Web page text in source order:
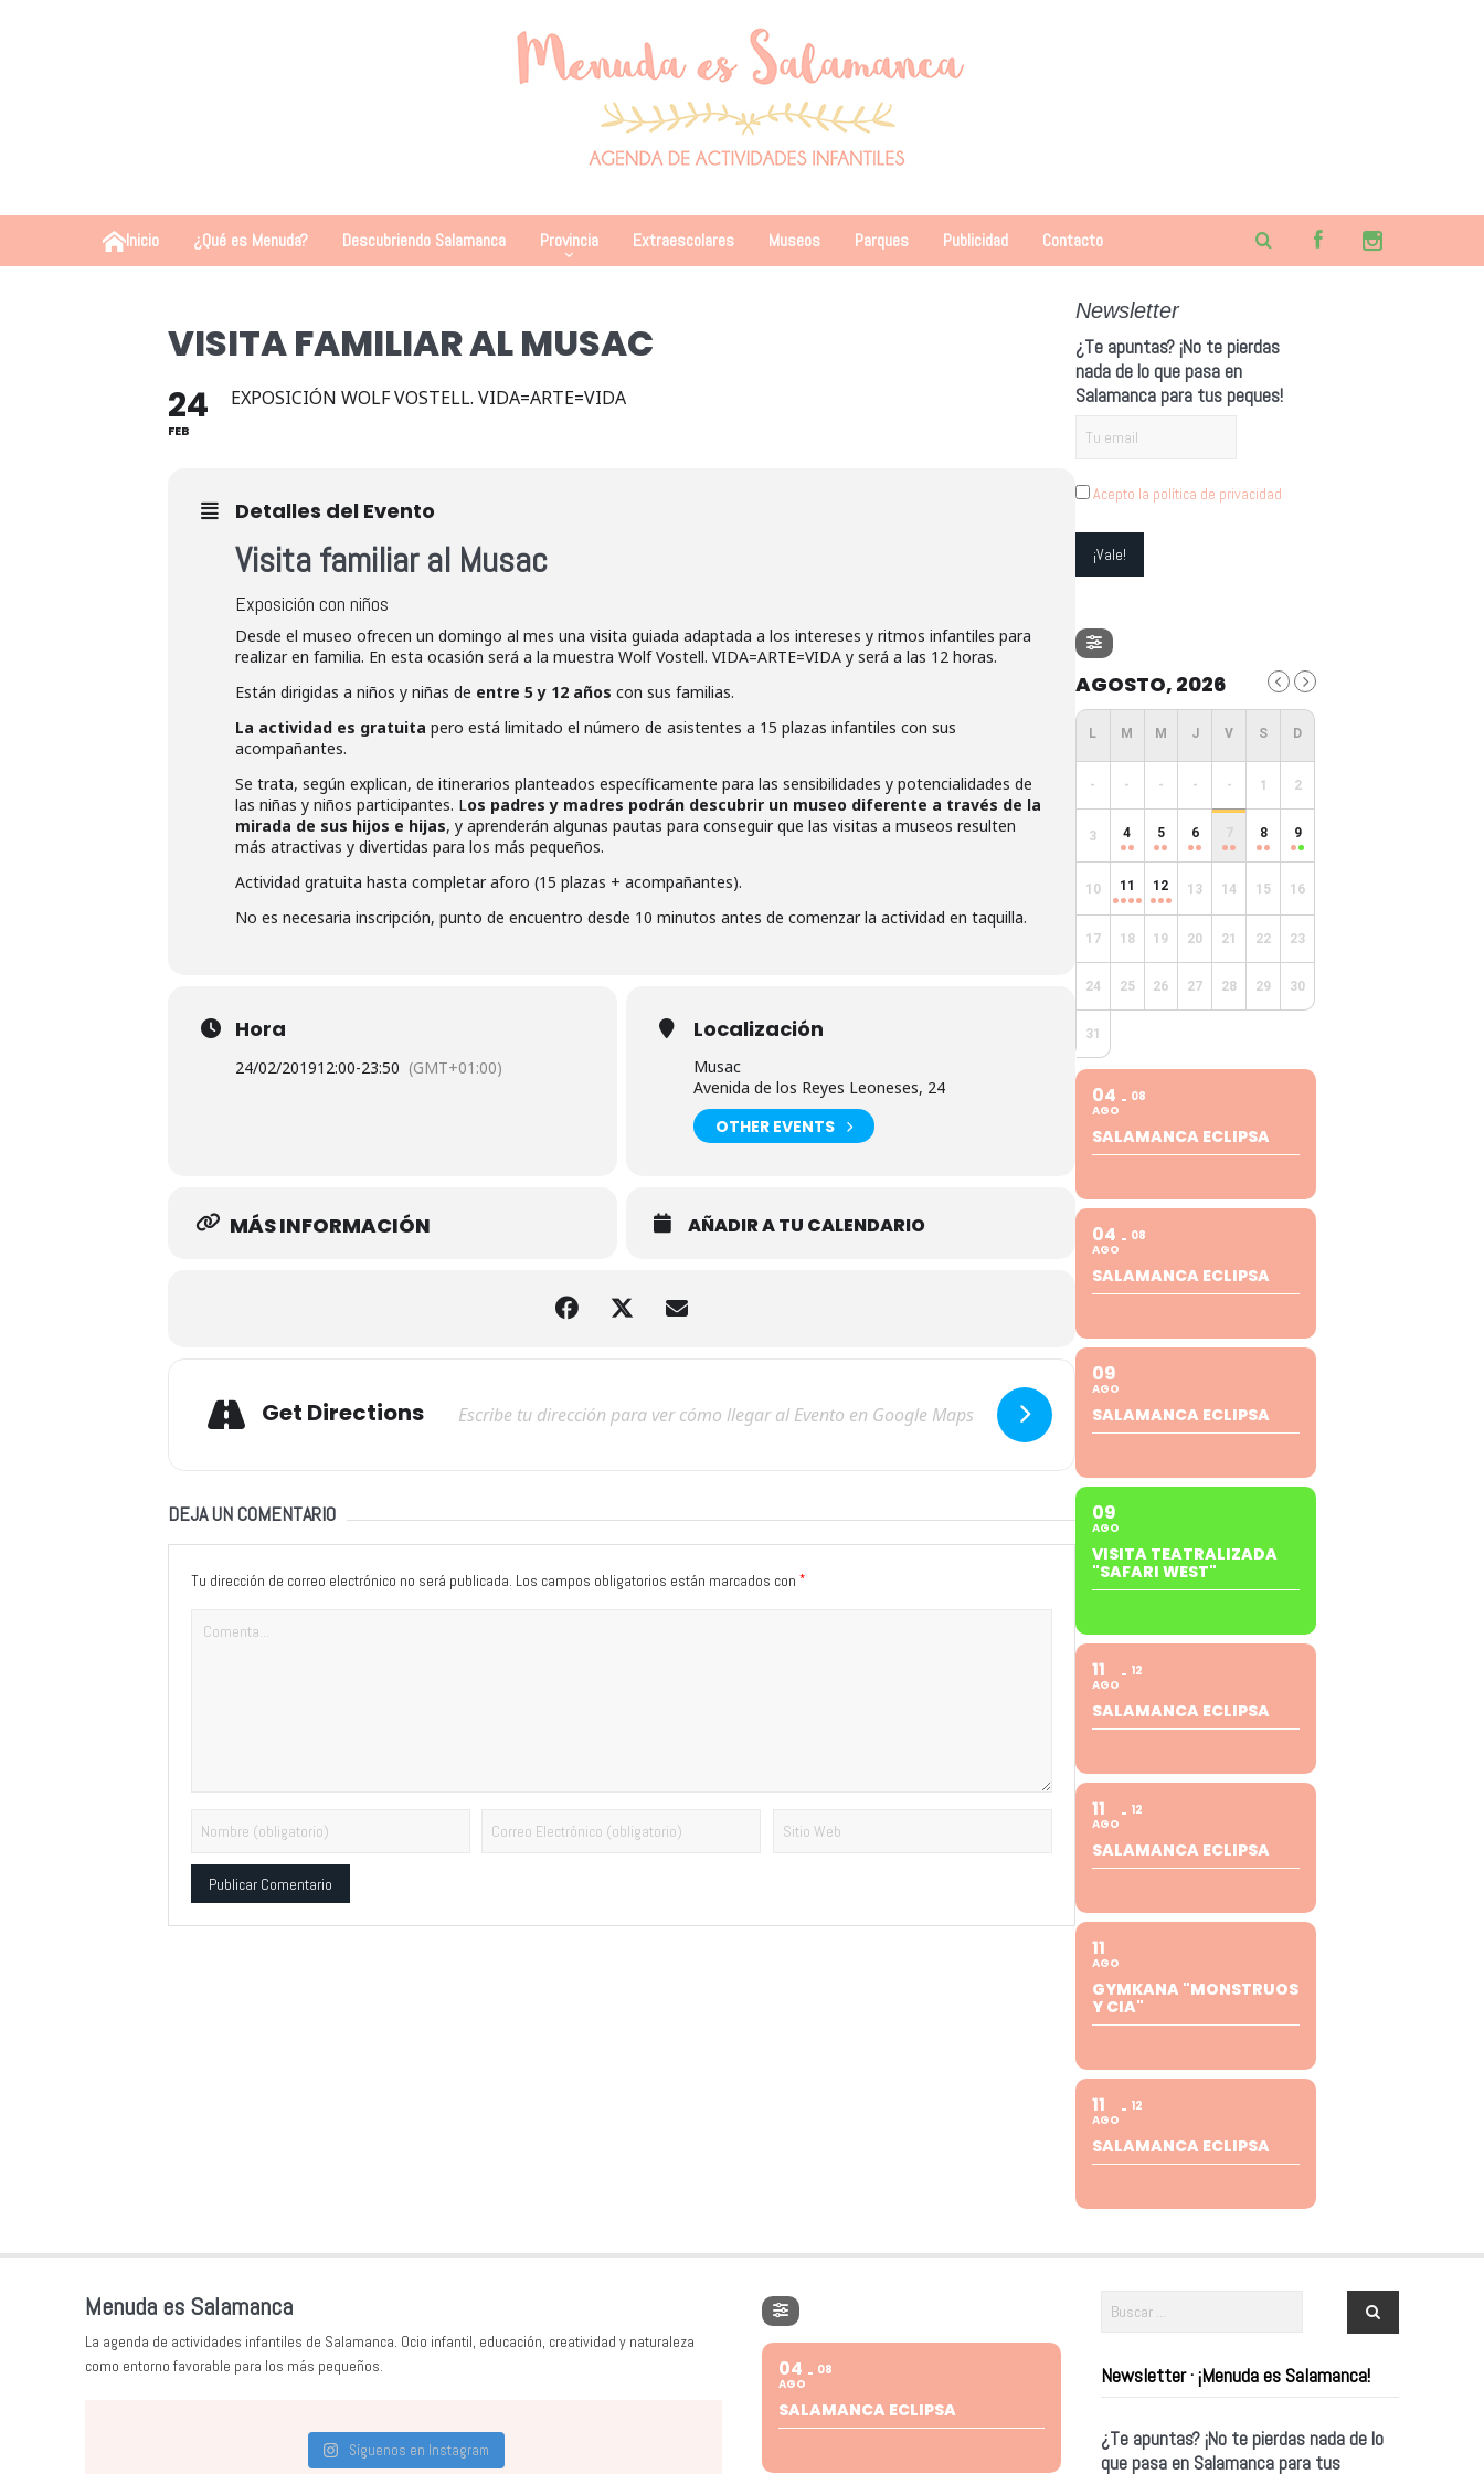
Inicio ¿Qué es Menuda? Descubriendo Salamanca Provincia Extraescolares Museos Parques Publicidad Contacto
VISITA FAMILIAR AL MUSAC
24
FEB
EXPOSICIÓN WOLF VOSTELL. VIDA=ARTE=VIDA
Detalles del Evento
Visita familiar al Musac
Exposición con niños
Desde el museo ofrecen un domingo al mes una visita guiada adaptada a los intereses y ritmos infantiles para
realizar en familia. En esta ocasión será a la muestra Wolf Vostell. VIDA=ARTE=VIDA y será a las 12 horas.
Están dirigidas a niños y niñas de entre 5 y 12 años con sus familias.
La actividad es gratuita pero está limitado el número de asistentes a 15 plazas infantiles con sus
acompañantes.
Se trata, según explican, de itinerarios planteados específicamente para las sensibilidades y potencialidades de
las niñas y niños participantes. Los padres y madres podrán descubrir un museo diferente a través de la
mirada de sus hijos e hijas, y aprenderán algunas pautas para conseguir que las visitas a museos resulten
más atractivas y divertidas para los más pequeños.
Actividad gratuita hasta completar aforo (15 plazas + acompañantes).
No es necesaria inscripción, punto de encuentro desde 10 minutos antes de comenzar la actividad en taquilla.
Hora
24/02/201912:00-23:50 (GMT+01:00)
Localización
Musac
Avenida de los Reyes Leoneses, 24
OTHER EVENTS
MÁS INFORMACIÓN AÑADIR A TU CALENDARIO
Get Directions
DEJA UN COMENTARIO
Tu dirección de correo electrónico no será publicada. Los campos obligatorios están marcados con *
Newsletter
¿Te apuntas? ¡No te pierdas
nada de lo que pasa en
Salamanca para tus peques!
Acepto la política de privacidad
AGOSTO, 2026
- - - - - 1 2
3 4 5 6 7 8 9
10 11 12 13 14 15 16
17 18 19 20 21 22 23
24 25 26 27 28 29 30
31
04
AGO
08
SALAMANCA ECLIPSA
04
AGO
08
SALAMANCA ECLIPSA
09
AGO
SALAMANCA ECLIPSA
09
AGO
VISITA TEATRALIZADA
"SAFARI WEST"
11
AGO
12
SALAMANCA ECLIPSA
11
AGO
12
SALAMANCA ECLIPSA
11
AGO
GYMKANA "MONSTRUOS
Y CIA"
11
AGO
12
SALAMANCA ECLIPSA
Menuda es Salamanca
La agenda de actividades infantiles de Salamanca. Ocio infantil, educación, creatividad y naturaleza
como entorno favorable para los más pequeños.
Síguenos en Instagram
04
AGO
08
SALAMANCA ECLIPSA
Newsletter · ¡Menuda es Salamanca!
¿Te apuntas? ¡No te pierdas nada de lo
que pasa en Salamanca para tus